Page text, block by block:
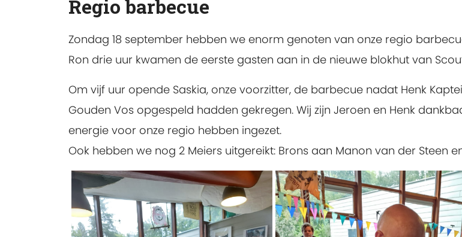
Regio barbecue
Zondag 18 september hebben we enorm genoten van onze regio
Ron drie uur kwamen de eerste gasten aan in de nieuwe blokhut van
Om vijf uur opende Saskia, onze voorzitter, de barbecue nadat Henk
Gouden Vos opgespeld hadden gekregen. Wij zijn Jeroen en Henk
energie voor onze regio hebben ingezet.
Ook hebben we nog 2 Meiers uitgereikt: Brons aan Manon van der Steen